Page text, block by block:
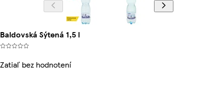
Baldovská Sýtená 1,5 l
Zatiaľ bez hodnotení